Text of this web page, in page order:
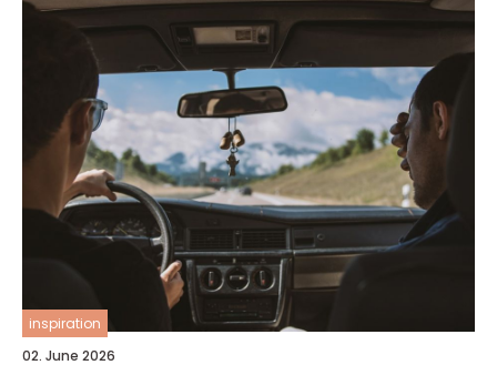
inspiration
02. June 2026